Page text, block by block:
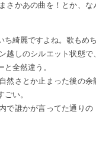
さかあの曲を！とか、
綺麗ですよね。歌もめ
越しのシルエット状態
全然違う。
然さとか止まった後の
い。
で誰かが言ってた通り